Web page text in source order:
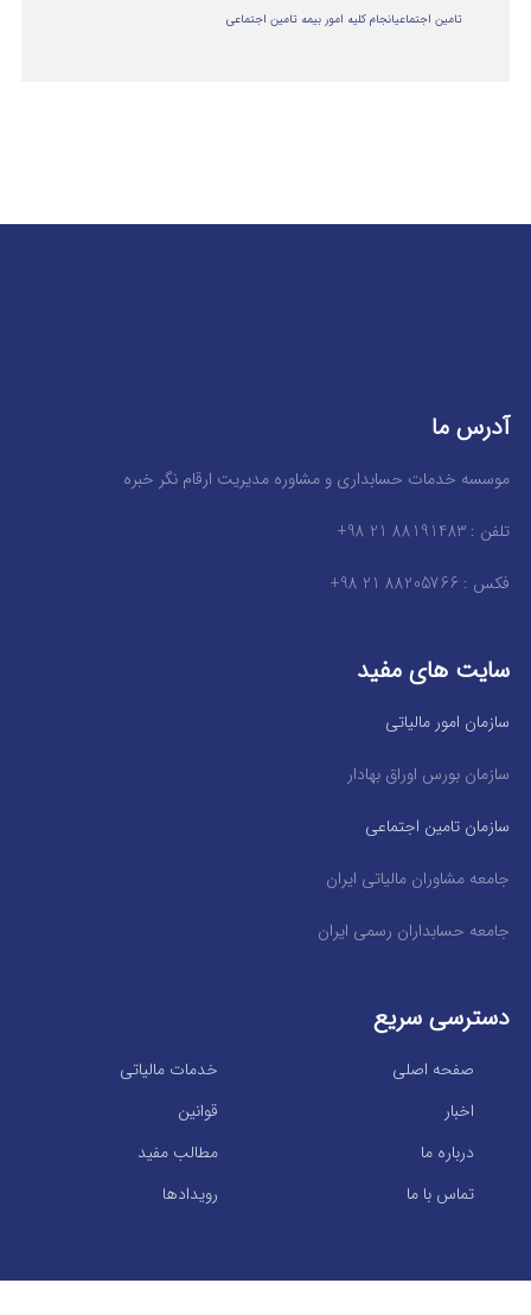
تامین اجتماعیانجام کلیه امور بیمه تامین اجتماعی
آدرس ما
موسسه خدمات حسابداری و مشاوره مدیریت ارقام نگر خبره
تلفن : 88191483 21 98+
فکس : 88205766 21 98+
سایت های مفید
سازمان امور مالیاتی
سازمان بورس اوراق بهادار
سازمان تامین اجتماعی
جامعه مشاوران مالیاتی ایران
جامعه حسابداران رسمی ایران
دسترسی سریع
خدمات مالیاتی
صفحه اصلی
قوانین
اخبار
مطالب مفید
درباره ما
رویدادها
تماس با ما